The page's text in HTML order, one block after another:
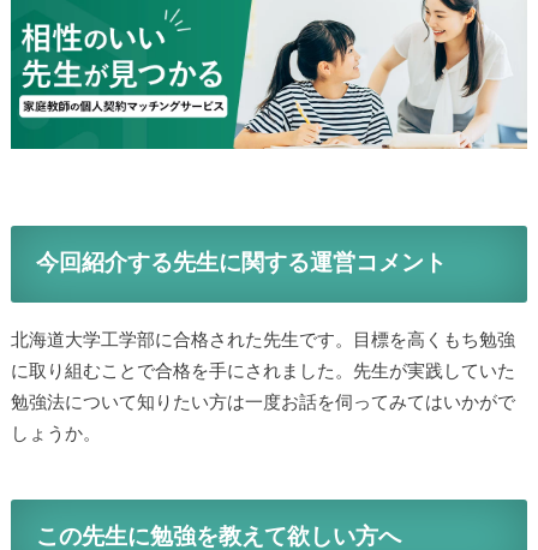
今回紹介する先生に関する運営コメント
北海道大学工学部に合格された先生です。目標を高くもち勉強
に取り組むことで合格を手にされました。先生が実践していた
勉強法について知りたい方は一度お話を伺ってみてはいかがで
しょうか。
この先生に勉強を教えて欲しい方へ